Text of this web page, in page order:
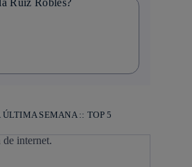
Ruiz Robles?
SEMANA :: TOP 5